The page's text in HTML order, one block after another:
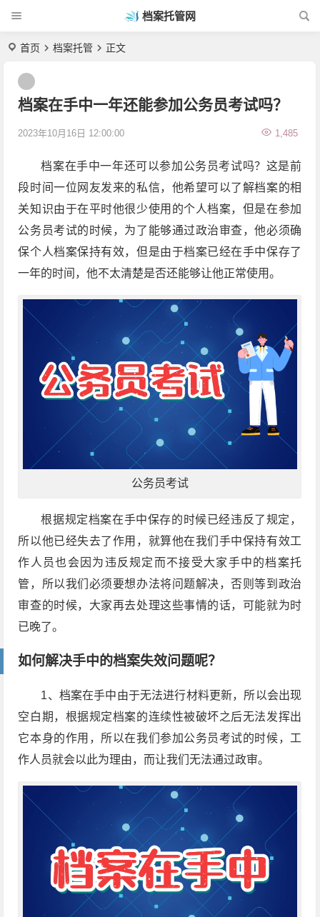
档案托管网
首页 档案托管 正文
档案在手中一年还能参加公务员考试吗？
2023年10月16日 12:00:00 1,485
档案在手中一年还可以参加公务员考试吗？这是前
段时间一位网友发来的私信，他希望可以了解档案的相
关知识由于在平时他很少使用的个人档案，但是在参加
公务员考试的时候，为了能够通过政治审查，他必须确
保个人档案保持有效，但是由于档案已经在手中保存了
一年的时间，他不太清楚是否还能够让他正常使用。
公务员考试
根据规定档案在手中保存的时候已经违反了规定，
所以他已经失去了作用，就算他在我们手中保持有效工
作人员也会因为违反规定而不接受大家手中的档案托
管，所以我们必须要想办法将问题解决，否则等到政治
审查的时候，大家再去处理这些事情的话，可能就为时
已晚了。
如何解决手中的档案失效问题呢？
1、档案在手中由于无法进行材料更新，所以会出现
空白期，根据规定档案的连续性被破坏之后无法发挥出
它本身的作用，所以在我们参加公务员考试的时候，工
作人员就会以此为理由，而让我们无法通过政审。